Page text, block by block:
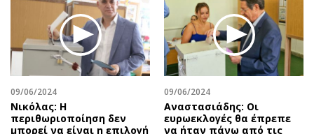
Χειρόγραφα
Προσωπικότητες στην ''Κ''
Επιστολές
09/06/2024
Νικόλας: Η
περιθωριοποίηση δεν
μπορεί να είναι η επιλογή
09/06/2024
Αναστασιάδης: Οι
ευρωεκλογές θα έπρεπε
να ήταν πάνω από τις